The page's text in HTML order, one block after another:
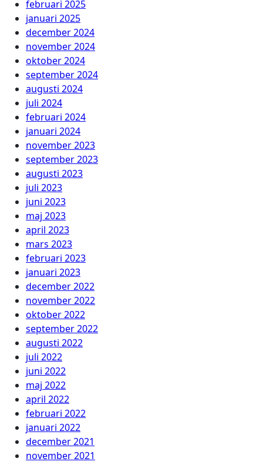
februari 2025
januari 2025
december 2024
november 2024
oktober 2024
september 2024
augusti 2024
juli 2024
februari 2024
januari 2024
november 2023
september 2023
augusti 2023
juli 2023
juni 2023
maj 2023
april 2023
mars 2023
februari 2023
januari 2023
december 2022
november 2022
oktober 2022
september 2022
augusti 2022
juli 2022
juni 2022
maj 2022
april 2022
februari 2022
januari 2022
december 2021
november 2021